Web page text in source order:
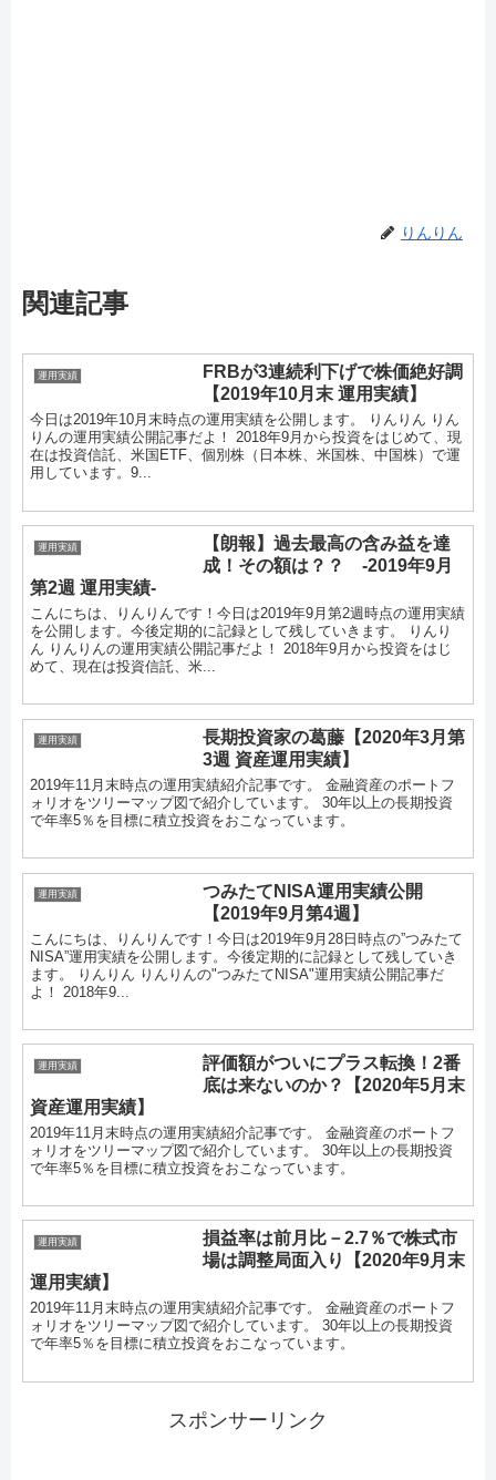
りんりん
関連記事
運用実績
FRBが3連続利下げで株価絶好調
【2019年10月末 運用実績】
今日は2019年10月末時点の運用実績を公開します。 りんりん りん
りんの運用実績公開記事だよ！ 2018年9月から投資をはじめて、現
在は投資信託、米国ETF、個別株（日本株、米国株、中国株）で運
用しています。9...
運用実績
【朗報】過去最高の含み益を達
成！その額は？？ -2019年9月
第2週 運用実績-
こんにちは、りんりんです！今日は2019年9月第2週時点の運用実績
を公開します。今後定期的に記録として残していきます。 りんり
ん りんりんの運用実績公開記事だよ！ 2018年9月から投資をはじ
めて、現在は投資信託、米...
運用実績
長期投資家の葛藤【2020年3月第
3週 資産運用実績】
2019年11月末時点の運用実績紹介記事です。 金融資産のポートフ
ォリオをツリーマップ図で紹介しています。 30年以上の長期投資
で年率5％を目標に積立投資をおこなっています。
運用実績
つみたてNISA運用実績公開
【2019年9月第4週】
こんにちは、りんりんです！今日は2019年9月28日時点の”つみたて
NISA”運用実績を公開します。今後定期的に記録として残していき
ます。 りんりん りんりんの"つみたてNISA"運用実績公開記事だ
よ！ 2018年9...
運用実績
評価額がついにプラス転換！2番
底は来ないのか？【2020年5月末
資産運用実績】
2019年11月末時点の運用実績紹介記事です。 金融資産のポートフ
ォリオをツリーマップ図で紹介しています。 30年以上の長期投資
で年率5％を目標に積立投資をおこなっています。
運用実績
損益率は前月比－2.7％で株式市
場は調整局面入り【2020年9月末
運用実績】
2019年11月末時点の運用実績紹介記事です。 金融資産のポートフ
ォリオをツリーマップ図で紹介しています。 30年以上の長期投資
で年率5％を目標に積立投資をおこなっています。
スポンサーリンク